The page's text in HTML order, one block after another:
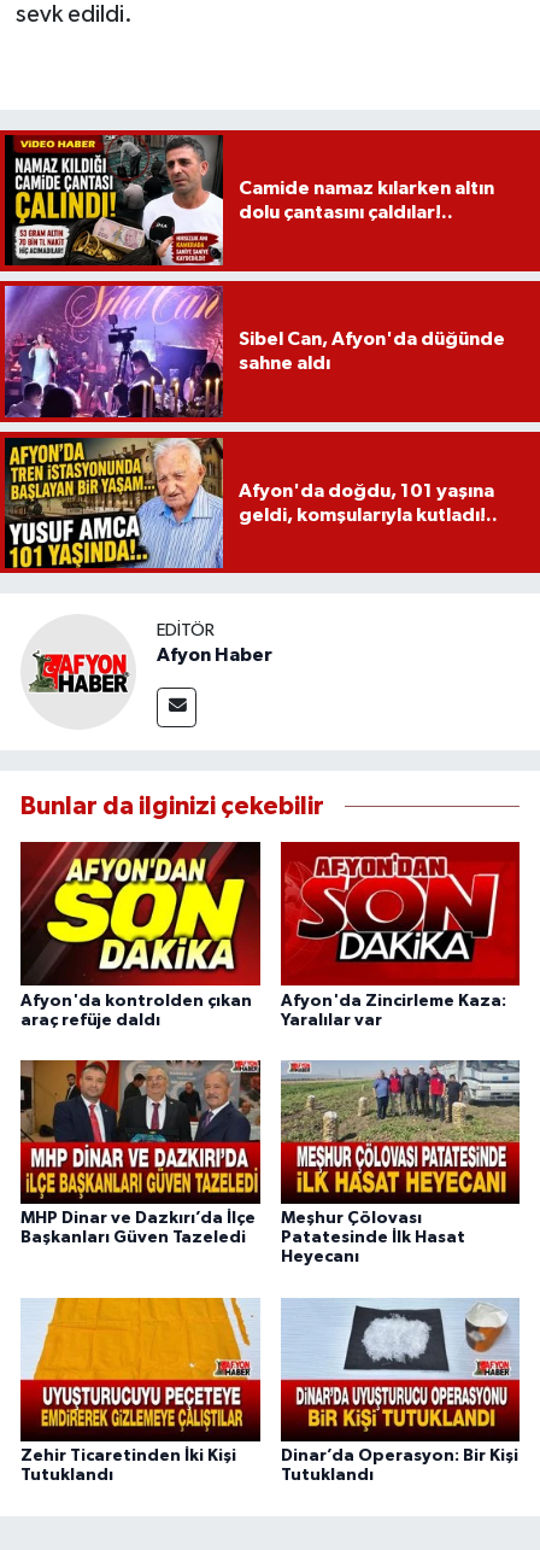
sevk edildi.
Camide namaz kılarken altın
dolu çantasını çaldılar!..
Sibel Can, Afyon'da düğünde
sahne aldı
Afyon'da doğdu, 101 yaşına
geldi, komşularıyla kutladı!..
EDITÖR
Afyon Haber
Bunlar da ilginizi çekebilir
Afyon'da kontrolden çıkan
araç refüje daldı
Afyon'da Zincirleme Kaza:
Yaralılar var
MHP Dinar ve Dazkırı’da İlçe
Başkanları Güven Tazeledi
Meşhur Çölovası
Patatesinde İlk Hasat
Heyecanı
Zehir Ticaretinden İki Kişi
Tutuklandı
Dinar’da Operasyon: Bir Kişi
Tutuklandı